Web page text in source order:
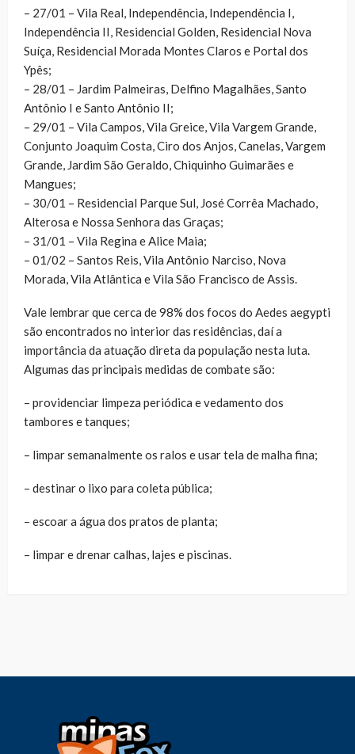
– 27/01 – Vila Real, Independência, Independência I,
Independência II, Residencial Golden, Residencial Nova
Suíça, Residencial Morada Montes Claros e Portal dos
Ypês;
– 28/01 – Jardim Palmeiras, Delfino Magalhães, Santo
Antônio I e Santo Antônio II;
– 29/01 – Vila Campos, Vila Greice, Vila Vargem Grande,
Conjunto Joaquim Costa, Ciro dos Anjos, Canelas, Vargem
Grande, Jardim São Geraldo, Chiquinho Guimarães e
Mangues;
– 30/01 – Residencial Parque Sul, José Corrêa Machado,
Alterosa e Nossa Senhora das Graças;
– 31/01 – Vila Regina e Alice Maia;
– 01/02 – Santos Reis, Vila Antônio Narciso, Nova
Morada, Vila Atlântica e Vila São Francisco de Assis.
Vale lembrar que cerca de 98% dos focos do Aedes aegypti
são encontrados no interior das residências, daí a
importância da atuação direta da população nesta luta.
Algumas das principais medidas de combate são:
– providenciar limpeza periódica e vedamento dos
tambores e tanques;
– limpar semanalmente os ralos e usar tela de malha fina;
– destinar o lixo para coleta pública;
– escoar a água dos pratos de planta;
– limpar e drenar calhas, lajes e piscinas.